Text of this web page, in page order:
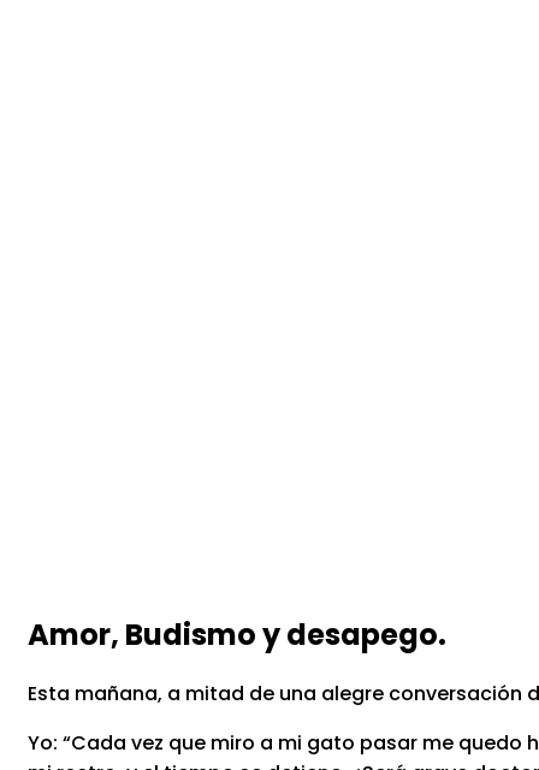
Amor, Budismo y desapego.
Esta mañana, a mitad de una alegre conversación
Yo: “Cada vez que miro a mi gato pasar me